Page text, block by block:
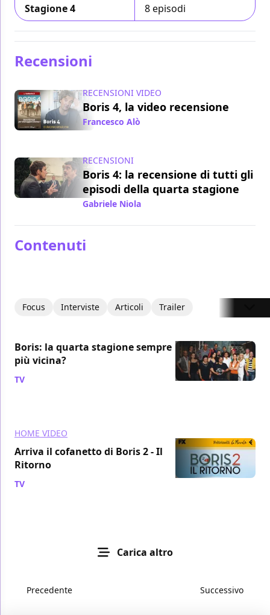
Stagione 4
8 episodi
Recensioni
RECENSIONI VIDEO
Boris 4, la video recensione
Francesco Alò
RECENSIONI
Boris 4: la recensione di tutti gli
episodi della quarta stagione
Gabriele Niola
Contenuti
Focus Interviste Articoli Trailer
Boris: la quarta stagione sempre
più vicina?
TV
HOME VIDEO
Arriva il cofanetto di Boris 2 - Il
Ritorno
TV
Carica altro
Precedente Successivo